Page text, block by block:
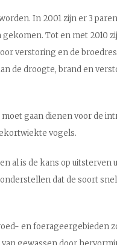
In 2001 zijn er 3
Tot en met 2010
verstoring en de
de droogte, brand en
gaan dienen voor de
vogels.
is de kans op
dat de soort
en